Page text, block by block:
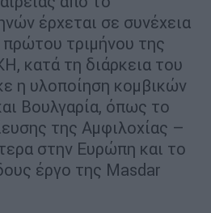
έρχεται σε συνέχεια
τριμήνου της
κατά τη διάρκεια του
η υλοποίηση κομβικών
Βουλγαρία, όπως το
της Αμφιλοχίας –
στην Ευρώπη και το
έργο της Masdar